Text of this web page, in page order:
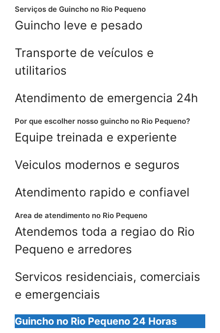
Serviços de Guincho no Rio Pequeno
Guincho leve e pesado
Transporte de veículos e
utilitarios
Atendimento de emergencia 24h
Por que escolher nosso guincho no Rio Pequeno?
Equipe treinada e experiente
Veiculos modernos e seguros
Atendimento rapido e confiavel
Area de atendimento no Rio Pequeno
Atendemos toda a regiao do Rio
Pequeno e arredores
Servicos residenciais, comerciais
e emergenciais
Guincho no Rio Pequeno 24 Horas